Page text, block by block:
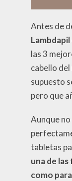
Antes de
las 3
cabello
supuesto
pero que
Aunque
tabletas
una de
como